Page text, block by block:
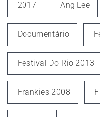
2017 Ang Lee
Documentário
Festival Do Rio 2013
Frankies 2008